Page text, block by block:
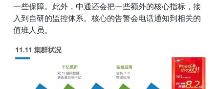
一些保障。此外，中通还会把一些额外的核心指标，接
入到自研的监控体系。核心的告警会电话通知到相关的
值班人员。